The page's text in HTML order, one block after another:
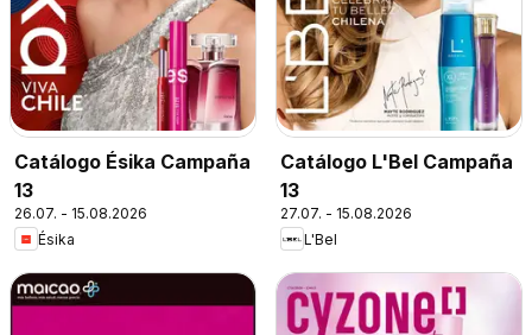
Catálogo Ésika Campaña
13
26.07. - 15.08.2026
Ésika
Catálogo L'Bel Campaña
13
27.07. - 15.08.2026
L'Bel